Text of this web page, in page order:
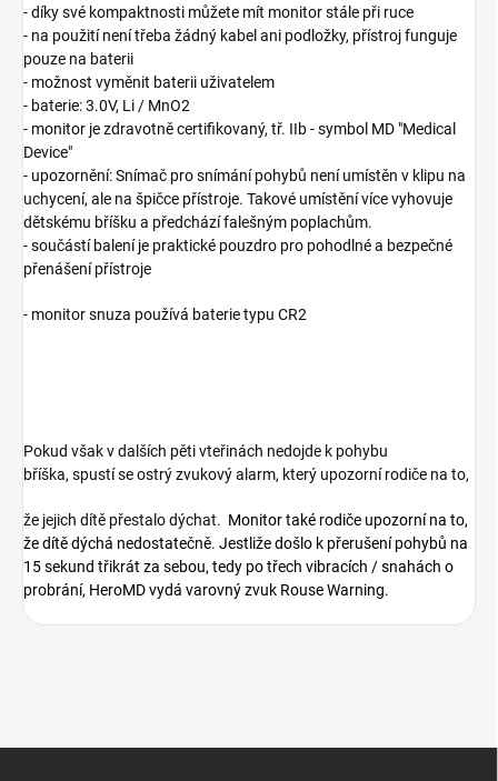
- díky své kompaktnosti můžete mít monitor stále při ruce
- na použití není třeba žádný kabel ani podložky, přístroj funguje
pouze na baterii
- možnost vyměnit baterii uživatelem
- baterie: 3.0V, Li / MnO2
- monitor je zdravotně certifikovaný, tř. IIb - symbol MD "Medical
Device"
- upozornění: Snímač pro snímání pohybů není umístěn v klipu na
uchycení, ale na špičce přístroje. Takové umístění více vyhovuje
dětskému bříšku a předchází falešným poplachům.
- součástí balení je praktické pouzdro pro pohodlné a bezpečné
přenášení přístroje
- monitor snuza používá baterie typu CR2
Pokud však v dalších pěti vteřinách nedojde k pohybu
bříška, spustí se ostrý zvukový alarm, který upozorní rodiče na to,
že jejich dítě přestalo dýchat. Monitor také rodiče upozorní na to,
že dítě dýchá nedostatečně. Jestliže došlo k přerušení pohybů na
15 sekund třikrát za sebou, tedy po třech vibracích / snahách o
probrání, HeroMD vydá varovný zvuk Rouse Warning.